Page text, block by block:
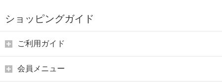
ショッピングガイド
ご利用ガイド
会員メニュー